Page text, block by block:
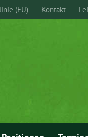
(EU) Kontakt